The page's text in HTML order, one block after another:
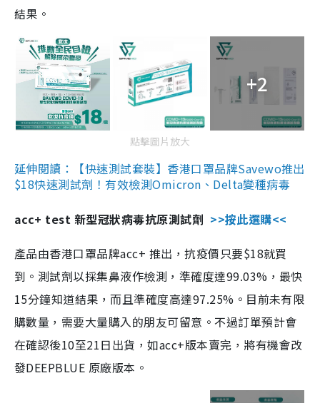
結果。
+2
點擊圖片放大
延伸閱讀：【快速測試套裝】香港口罩品牌Savewo推出
$18快速測試劑！有效檢測Omicron、Delta變種病毒
acc+ test 新型冠狀病毒抗原測試劑 >>按此選購<<
產品由香港口罩品牌acc+ 推出，抗疫價只要$18就買
到。測試劑以採集鼻液作檢測，準確度達99.03%，最快
15分鐘知道結果，而且準確度高達97.25%。目前未有限
購數量，需要大量購入的朋友可留意。不過訂單預計會
在確認後10至21日出貨，如acc+版本賣完，將有機會改
發DEEPBLUE 原廠版本。